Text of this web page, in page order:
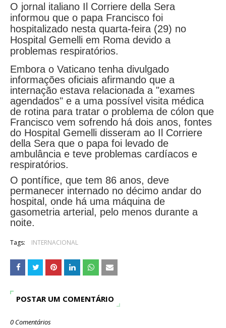
O jornal italiano Il Corriere della Sera
informou que o papa Francisco foi
hospitalizado nesta quarta-feira (29) no
Hospital Gemelli em Roma devido a
problemas respiratórios.
Embora o Vaticano tenha divulgado
informações oficiais afirmando que a
internação estava relacionada a "exames
agendados" e a uma possível visita médica
de rotina para tratar o problema de cólon que
Francisco vem sofrendo há dois anos, fontes
do Hospital Gemelli disseram ao Il Corriere
della Sera que o papa foi levado de
ambulância e teve problemas cardíacos e
respiratórios.
O pontífice, que tem 86 anos, deve
permanecer internado no décimo andar do
hospital, onde há uma máquina de
gasometria arterial, pelo menos durante a
noite.
Tags: INTERNACIONAL
POSTAR UM COMENTÁRIO
0 Comentários